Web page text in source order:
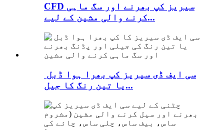
CFD سیریز کپ بھرنے اور سگ ماہی
کرنے والی مشین کے لیے...
سی ایف ڈی سیریز کپ بھرا ہوا ڈبل ​​
یا تین رنگ کا جیل...